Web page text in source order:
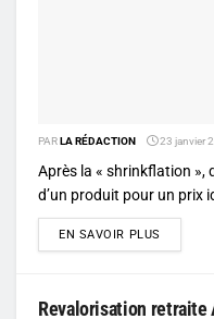
PARLA RÉDACTION 23 janvier
Après la « shrinkflation »,
d’un produit pour un prix
EN SAVOIR PLUS
Revalorisation retraite